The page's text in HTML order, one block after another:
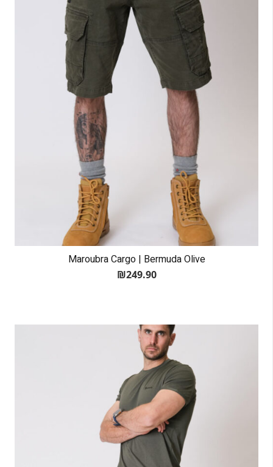
Maroubra Cargo | Bermuda Olive
₪249.90